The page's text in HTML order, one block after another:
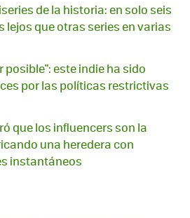
de la historia: en solo seis
lejos que otras series en varias
posible": este indie ha sido
por las políticas restrictivas
que los influencers son la
una heredera con
instantáneos